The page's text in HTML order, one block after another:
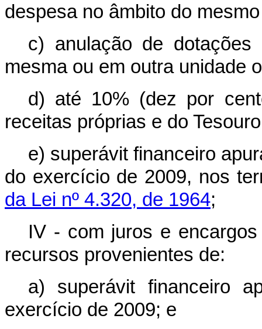
despesa no âmbito do
c) anulação de
mesma ou em outra unidade
d) até 10% (dez por
receitas próprias e do
e) superávit financeiro
do exercício de 2009, nos
da Lei nº 4.320, de 1964;
IV - com juros e
recursos provenientes de:
a) superávit financeiro
exercício de 2009; e